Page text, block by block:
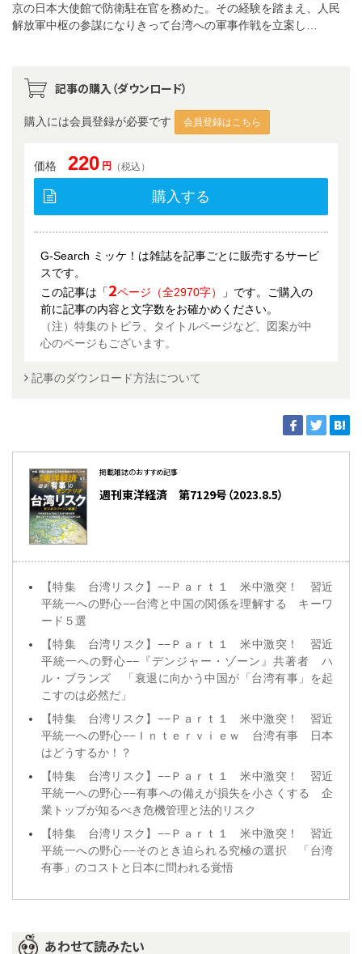
京の日本大使館で防衛駐在官を務めた。その経験を踏まえ、人民
解放軍中枢の参謀になりきって台湾への軍事作戦を立案し…
記事の購入（ダウンロード）
購入には会員登録が必要です 会員登録はこちら
価格 220 円 （税込）
購入する
G-Search ミッケ！は雑誌を記事ごとに販売するサービ
スです。
この記事は「2ページ（全2970字）
」です。ご購入の
前に記事の内容と文字数をお確かめください。
（注）特集のトビラ、タイトルページなど、図案が中
心のページもございます。
記事のダウンロード方法について
掲載雑誌のおすすめ記事
週刊東洋経済 第7129号（2023.8.5）
【特集 台湾リスク】−−Ｐａｒｔ１ 米中激突！ 習近
平統一への野心−−台湾と中国の関係を理解する キーワ
ード５選
【特集 台湾リスク】−−Ｐａｒｔ１ 米中激突！ 習近
平統一への野心−−『デンジャー・ゾーン』共著者 ハ
ル・ブランズ 「衰退に向かう中国が「台湾有事」を起
こすのは必然だ」
【特集 台湾リスク】−−Ｐａｒｔ１ 米中激突！ 習近
平統一への野心−−Ｉｎｔｅｒｖｉｅｗ 台湾有事 日本
はどうするか！？
【特集 台湾リスク】−−Ｐａｒｔ１ 米中激突！ 習近
平統一への野心−−有事への備えが損失を小さくする 企
業トップが知るべき危機管理と法的リスク
【特集 台湾リスク】−−Ｐａｒｔ１ 米中激突！ 習近
平統一への野心−−そのとき迫られる究極の選択 「台湾
有事」のコストと日本に問われる覚悟
あわせて読みたい